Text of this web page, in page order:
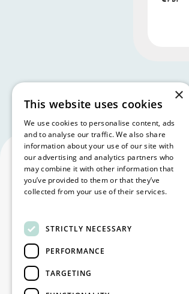
Suivez-nous
Facebook
LinkedIn
YouTubeInstagram
×
This website uses cookies
We use cookies to personalise content, ads
and to analyse our traffic. We also share
information about your use of our site with
our advertising and analytics partners who
may combine it with other information that
you’ve provided to them or that they’ve
collected from your use of their services.
STRICTLY NECESSARY
PERFORMANCE
TARGETING